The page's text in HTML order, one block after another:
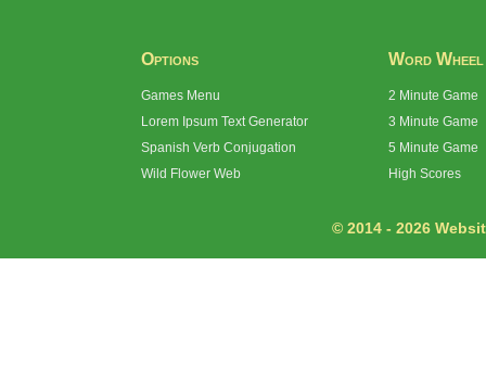
Options
Games Menu
Lorem Ipsum Text Generator
Spanish Verb Conjugation
Wild Flower Web
Word Wheel
2 Minute Game
3 Minute Game
5 Minute Game
High Scores
© 2014 - 2026